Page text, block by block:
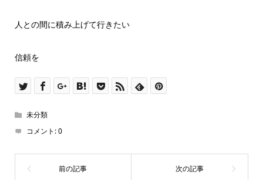
人との間に積み上げて行きたい
信頼を
未分類
コメント:0